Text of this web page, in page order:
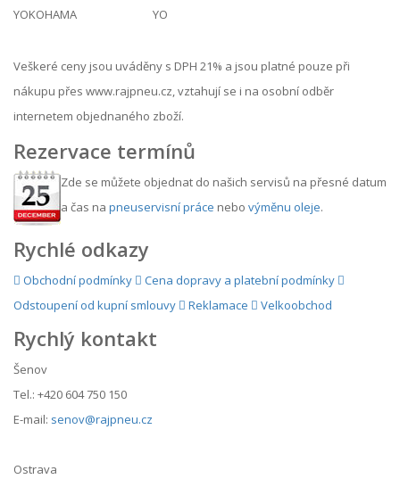
YOKOHAMA
YO
Veškeré ceny jsou uváděny s DPH 21% a jsou platné pouze při
nákupu přes www.rajpneu.cz, vztahují se i na osobní odběr
internetem objednaného zboží.
Rezervace termínů
Zde se můžete objednat do našich servisů na přesné datum
a čas na pneuservisní práce nebo výměnu oleje.
Rychlé odkazy
Obchodní podmínky
Cena dopravy a platební podmínky
Odstoupení od kupní smlouvy
Reklamace Velkoobchod
Rychlý kontakt
Šenov
Tel.: +420 604 750 150
E-mail: senov@rajpneu.cz
Ostrava